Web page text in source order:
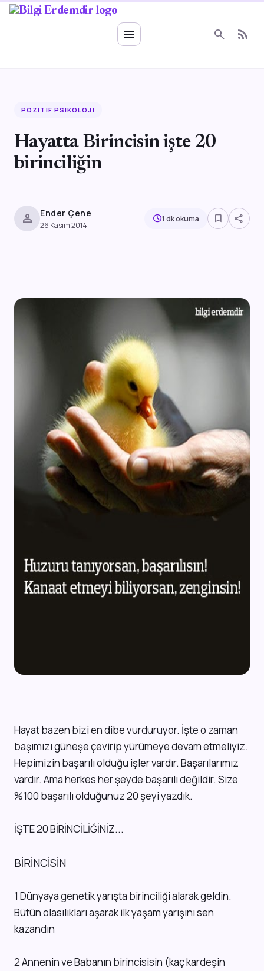
menu
Ruhsal Enerji
search rss_feed
POZITIF PSIKOLOJI
Hayatta Birincisin işte 20
birinciliğin
person Ender Çene
26 Kasım 2014
schedule1 dk okuma bookmark_border share
Hayat bazen bizi en dibe vurduruyor. İşte o zaman
başımızı güneşe çevirip yürümeye devam etmeliyiz.
Hepimizin başarılı olduğu işler vardır. Başarılarımız
vardır. Ama herkes her şeyde başarılı değildir. Size
%100 başarılı olduğunuz 20 şeyi yazdık.
İŞTE 20 BİRİNCİLİĞİNİZ...
BİRİNCİSİN
1 Dünyaya genetik yarışta birinciliği alarak geldin.
Bütün olasılıkları aşarak ilk yaşam yarışını sen
kazandın
2 Annenin ve Babanın birincisisin (kaç kardeşin